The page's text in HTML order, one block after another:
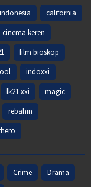
california
cinema keren
film bioskop
indoxxi
lk21 xxi
magic
rebahin
Crime
Drama